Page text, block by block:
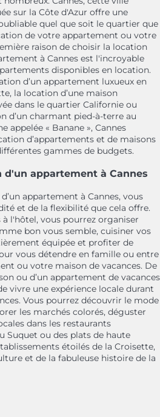
sur la Côte d'Azur offre une
quel que soit le quartier que
de votre appartement ou votre
raison de choisir la location
à Cannes est l'incroyable
disponibles en location.
d’un appartement luxueux en
la location d’une maison
dans le quartier Californie ou
d’un charmant pied-à-terre au
appelée « Banane », Cannes
d’appartements et de maisons
gammes de budgets.
appartement à Cannes
appartement à Cannes, vous
et de la flexibilité que cela offre.
l'hôtel, vous pourrez organiser
bon vous semble, cuisiner vos
équipée et profiter de
vous détendre en famille ou entre
ou votre maison de vacances. De
ou d’un appartement de vacances
vivre une expérience locale durant
Vous pourrez découvrir le mode
les marchés colorés, déguster
dans les restaurants
Suquet ou des plats de haute
étoilés de la Croisette,
et de la fabuleuse histoire de la